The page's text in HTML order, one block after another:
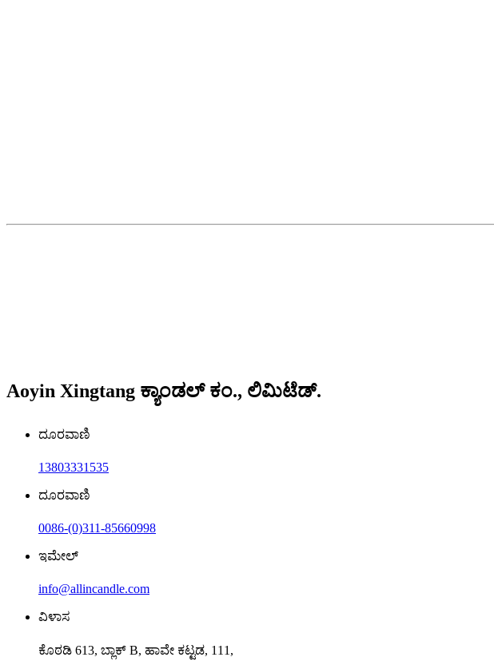
Aoyin Xingtang ಕ್ಯಾಂಡಲ್ ಕಂ., ಲಿಮಿಟೆಡ್.
ದೂರವಾಣಿ
13803331535
ದೂರವಾಣಿ
0086-(0)311-85660998
ಇಮೇಲ್
info@allincandle.com
ವಿಳಾಸ
ಕೊಠಡಿ 613, ಬ್ಲಾಕ್ B, ಹಾವೇ ಕಟ್ಟಡ, 111,